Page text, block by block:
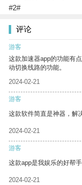
#2#
评论
游客
这款加速器app的功能有
动切换线路的功能。
2024-02-21
游客
这款软件简直是神器，解
2024-02-21
游客
这款app是我娱乐的好帮
2024-02-21